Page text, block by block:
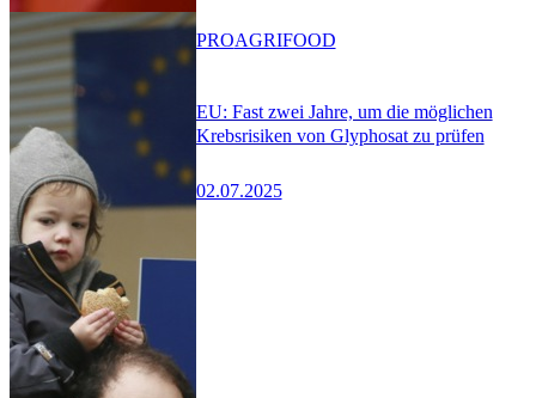
EU: Fast zwei Jahre, um die möglichen
Krebsrisiken von Glyphosat zu prüfen
02.07.2025
PROAGRIFOOD